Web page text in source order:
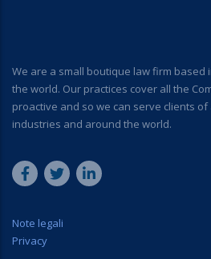
We are a small boutique law firm based
the world. Our practices cover all the
proactive and so we can serve clients
industries and around the world.
Note legali
Privacy